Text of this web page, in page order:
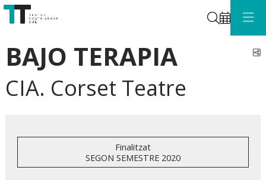
Cerca
BAJO TERAPIA
CIA. Corset Teatre
Finalitzat
SEGON SEMESTRE 2020